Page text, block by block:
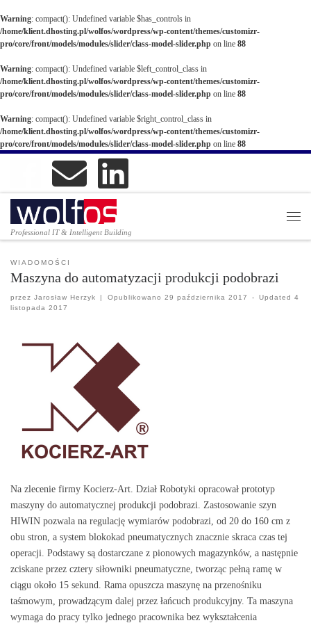
Warning: compact(): Undefined variable $has_controls in
/home/klient.dhosting.pl/wolfos/wordpress/wp-content/themes/customizr-
pro/core/front/models/modules/slider/class-model-slider.php on line 88
Warning: compact(): Undefined variable $left_control_class in
/home/klient.dhosting.pl/wolfos/wordpress/wp-content/themes/customizr-
pro/core/front/models/modules/slider/class-model-slider.php on line 88
Warning: compact(): Undefined variable $right_control_class in
/home/klient.dhosting.pl/wolfos/wordpress/wp-content/themes/customizr-
pro/core/front/models/modules/slider/class-model-slider.php on line 88
Professional IT & Intelligent Building
Dedykowan
oprogramo
wanie
Czasami standardowe
rozwiązania, a nawet duże
systemy nie dysponują
potrzebnymi właściwościami
WIADOMOŚCI
Maszyna do automatyzacji produkcji podobrazi
przez Jarosław Herzyk | Opublikowano 29 października 2017 - Updated 4
listopada 2017
Na zlecenie firmy Kocierz-Art. Dział Robotyki opracował prototyp
maszyny do automatycznej produkcji podobrazi. Zastosowanie szyn
HIWIN pozwala na regulację wymiarów podobrazi, od 20 do 160 cm z
obu stron, a system blokokad pneumatycznych znacznie skraca czas tej
operacji. Podstawy są dostarczane z pionowych magazynków, a następnie
zciskane przez cztery siłowniki pneumatyczne, tworząc pełną ramę w
ciągu około 15 sekund. Rama opuszcza maszynę na przenośniku
taśmowym, prowadzącym dalej przez łańcuch produkcyjny. Ta maszyna
wymaga do pracy tylko jednego pracownika bez wykształcenia